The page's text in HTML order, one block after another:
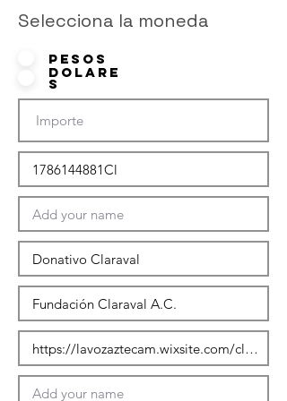
Selecciona la moneda
Pesos
Dolare
s